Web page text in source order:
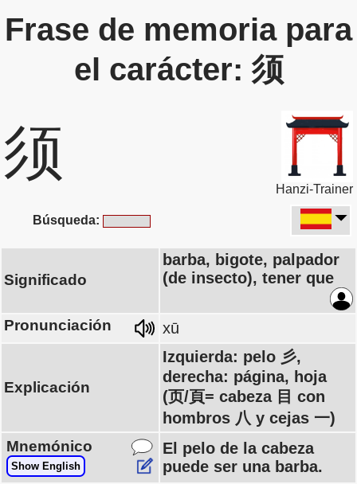
Frase de memoria para
el carácter: 须
须
Hanzi-Trainer
Búsqueda:
Significado
barba, bigote, palpador
(de insecto), tener que
Pronunciación xū
Explicación
Izquierda: pelo 彡,
derecha: página, hoja
(页/頁= cabeza 目 con
hombros 八 y cejas 一)
Mnemónico
Show English
El pelo de la cabeza
puede ser una barba.